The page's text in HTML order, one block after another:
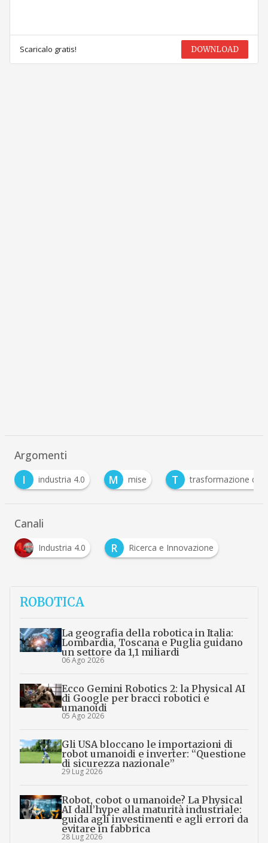
Scaricalo gratis! DOWNLOAD
Argomenti
industria 4.0 M mise T trasformazione digitale
Canali
Industria 4.0 R Ricerca e Innovazione
ROBOTICA
La geografia della robotica in Italia:
Lombardia, Toscana e Puglia guidano
un settore da 1,1 miliardi
06 Ago 2026
Ecco Gemini Robotics 2: la Physical AI
di Google per bracci robotici e
umanoidi
05 Ago 2026
Gli USA bloccano le importazioni di
robot umanoidi e inverter: “Questione
di sicurezza nazionale”
29 Lug 2026
Robot, cobot o umanoide? La Physical
AI dall’hype alla maturità industriale:
guida agli investimenti e agli errori da
evitare in fabbrica
28 Lug 2026